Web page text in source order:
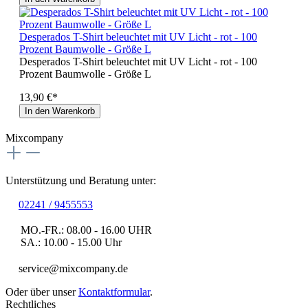
Desperados T-Shirt beleuchtet mit UV Licht - rot - 100
Prozent Baumwolle - Größe L
Desperados T-Shirt beleuchtet mit UV Licht - rot - 100
Prozent Baumwolle - Größe L
13,90 €*
In den Warenkorb
Mixcompany
Unterstützung und Beratung unter:
02241 / 9455553
MO.-FR.: 08.00 - 16.00 UHR
SA.: 10.00 - 15.00 Uhr
service@mixcompany.de
Oder über unserKontaktformular.
Rechtliches